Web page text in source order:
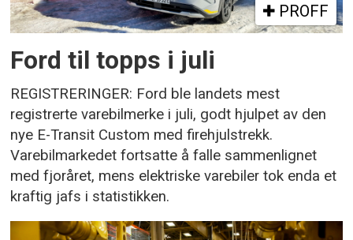
PROFF
Ford til topps i juli
REGISTRERINGER: Ford ble landets mest
registrerte varebilmerke i juli, godt hjulpet av den
nye E-Transit Custom med firehjulstrekk.
Varebilmarkedet fortsatte å falle sammenlignet
med fjoråret, mens elektriske varebiler tok enda et
kraftig jafs i statistikken.